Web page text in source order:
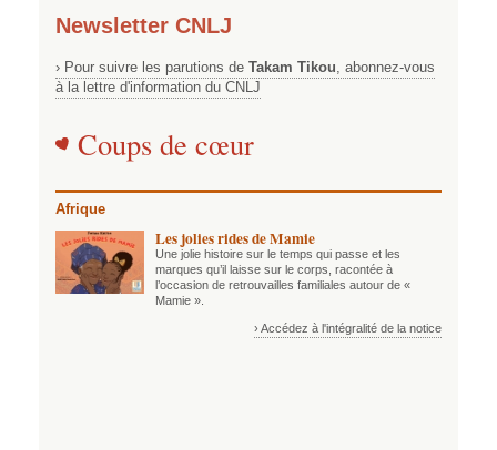
Newsletter CNLJ
› Pour suivre les parutions de Takam Tikou , abonnez-vous
à la lettre d'information du CNLJ
Coups de cœur
Afrique
Les jolies rides de Mamie
Une jolie histoire sur le temps qui passe et les
marques qu’il laisse sur le corps, racontée à
l’occasion de retrouvailles familiales autour de «
Mamie ».
› Accédez à l'intégralité de la notice